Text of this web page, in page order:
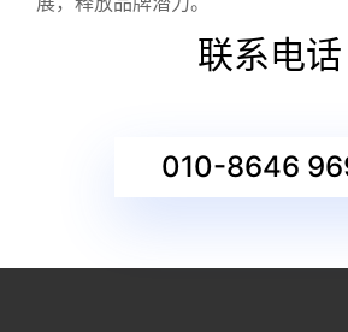
联系电话
010-8646